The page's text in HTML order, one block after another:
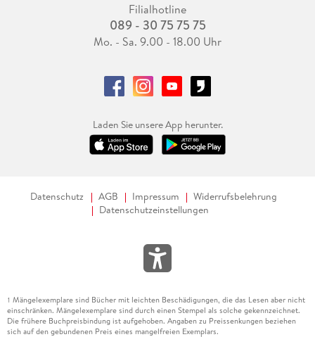
Filialhotline
089 - 30 75 75 75
Mo. - Sa. 9.00 - 18.00 Uhr
Laden Sie unsere App herunter.
Datenschutz AGB Impressum
Widerrufsbelehrung
Datenschutzeinstellungen
1 Mängelexemplare sind Bücher mit leichten Beschädigungen, die das Lesen aber nicht
einschränken. Mängelexemplare sind durch einen Stempel als solche gekennzeichnet.
Die frühere Buchpreisbindung ist aufgehoben. Angaben zu Preissenkungen beziehen
sich auf den gebundenen Preis eines mangelfreien Exemplars.